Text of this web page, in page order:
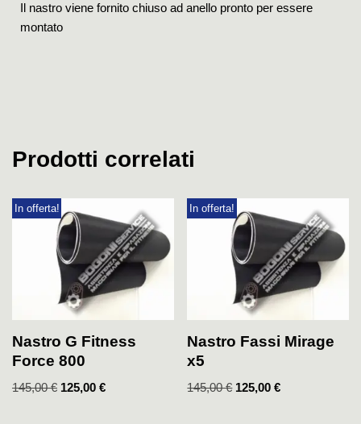
Il nastro viene fornito chiuso ad anello pronto per essere
montato
Prodotti correlati
In offerta!
Nastro G Fitness
Force 800
145,00€ 125,00 €
In offerta!
Nastro Fassi Mirage
x5
145,00€ 125,00€